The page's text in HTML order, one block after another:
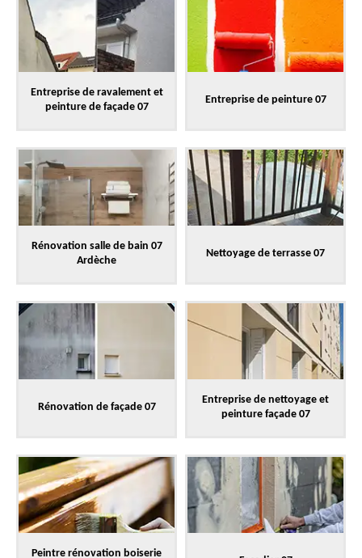
Entreprise de ravalement et
peinture de façade 07
Entreprise de peinture 07
Rénovation salle de bain 07
Ardèche
Nettoyage de terrasse 07
Rénovation de façade 07
Entreprise de nettoyage et
peinture façade 07
Peintre rénovation boiserie